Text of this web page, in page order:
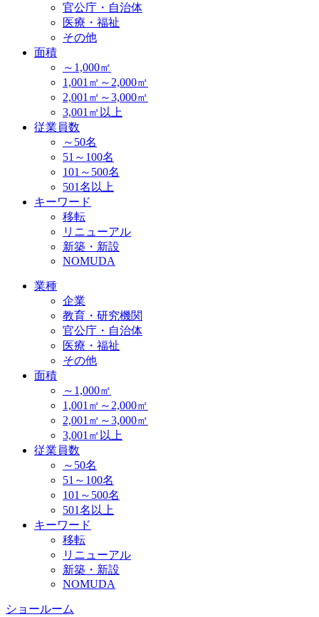
官公庁・自治体
医療・福祉
その他
面積
～1,000㎡
1,001㎡～2,000㎡
2,001㎡～3,000㎡
3,001㎡以上
従業員数
～50名
51～100名
101～500名
501名以上
キーワード
移転
リニューアル
新築・新設
NOMUDA
業種
企業
教育・研究機関
官公庁・自治体
医療・福祉
その他
面積
～1,000㎡
1,001㎡～2,000㎡
2,001㎡～3,000㎡
3,001㎡以上
従業員数
～50名
51～100名
101～500名
501名以上
キーワード
移転
リニューアル
新築・新設
NOMUDA
ショールーム